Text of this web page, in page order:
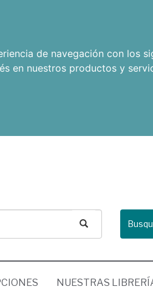
de navegación con los
en nuestros productos y
NUESTRAS